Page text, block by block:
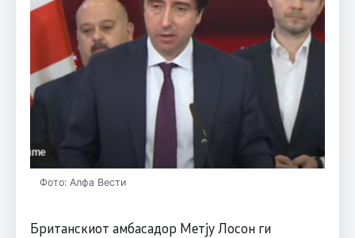
Фото: Алфа Вести
Британскиот амбасадор Метју Лосон ги